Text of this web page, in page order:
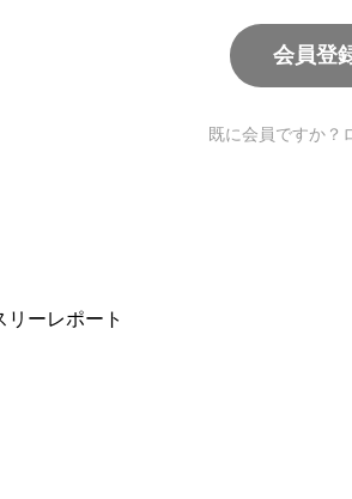
会員登
既に会員ですか？
ーレポート